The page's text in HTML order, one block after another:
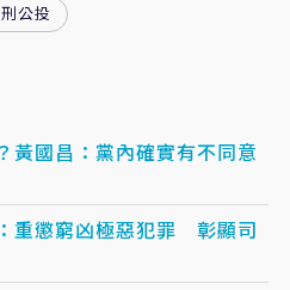
公投
黃國昌：黨內確實有不同意
重懲窮凶極惡犯罪 彰顯司